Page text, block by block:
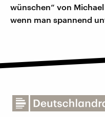
wünschen“ von
wenn man spannend